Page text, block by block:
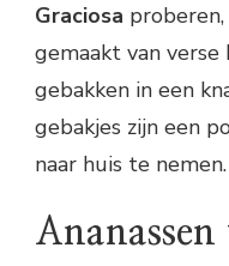
Graciosa
gemaakt van verse
gebakken in een
gebakjes zijn een
naar huis te nemen.